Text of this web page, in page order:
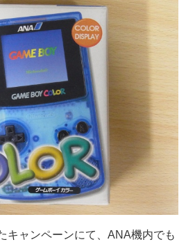
キャンペーンにて、ANA機内でも